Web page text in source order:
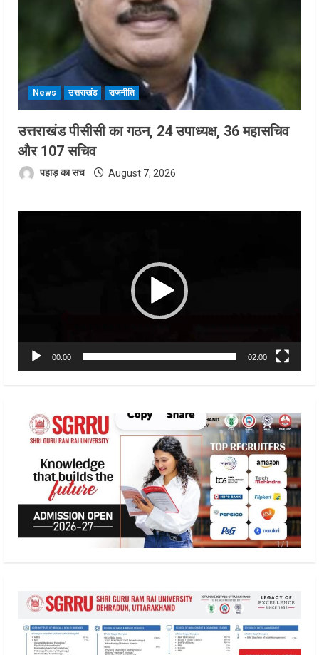
News उत्तराखंड राजनीति
उत्तराखंड पीसीसी का गठन, 24 उपाध्यक्ष, 36 महासचिव
और 107 सचिव
पहाड़ का सच August 7, 2026
00:00 02:00